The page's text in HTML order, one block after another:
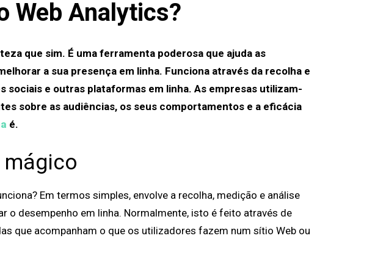
Web Analytics?
que sim. É uma ferramenta poderosa que ajuda as
a sua presença em linha. Funciona através da recolha e
sociais e outras plataformas em linha. As empresas utilizam-
sobre as audiências, os seus comportamentos e a eficácia
é.
mágico
Em termos simples, envolve a recolha, medição e análise
o desempenho em linha. Normalmente, isto é feito através de
que acompanham o que os utilizadores fazem num sítio Web ou